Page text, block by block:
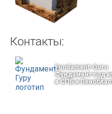
Контакты:
Fundament-Guru
Фундамент под
в СПБ и